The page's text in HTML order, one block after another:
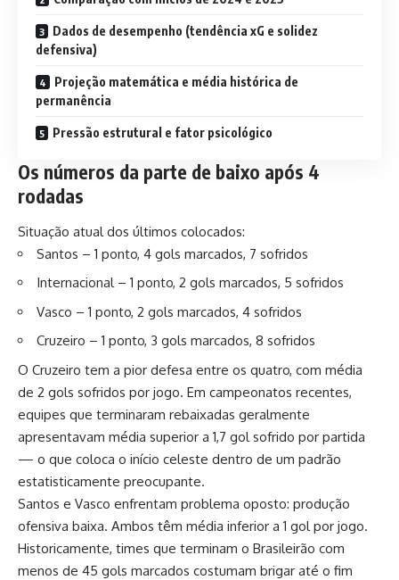
Dados de desempenho (tendência xG e solidez
defensiva)
Projeção matemática e média histórica de
permanência
Pressão estrutural e fator psicológico
Os números da parte de baixo após 4
rodadas
Situação atual dos últimos colocados:
Santos – 1 ponto, 4 gols marcados, 7 sofridos
Internacional – 1 ponto, 2 gols marcados, 5 sofridos
Vasco – 1 ponto, 2 gols marcados, 4 sofridos
Cruzeiro – 1 ponto, 3 gols marcados, 8 sofridos
O Cruzeiro tem a pior defesa entre os quatro, com média
de 2 gols sofridos por jogo. Em campeonatos recentes,
equipes que terminaram rebaixadas geralmente
apresentavam média superior a 1,7 gol sofrido por partida
— o que coloca o início celeste dentro de um padrão
estatisticamente preocupante.
Santos e Vasco enfrentam problema oposto: produção
ofensiva baixa. Ambos têm média inferior a 1 gol por jogo.
Historicamente, times que terminam o Brasileirão com
menos de 45 gols marcados costumam brigar até o fim